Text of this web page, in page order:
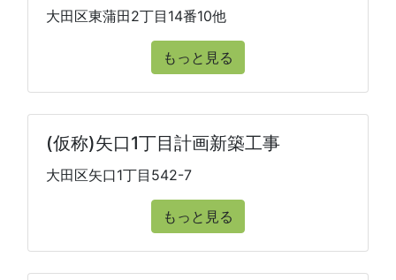
大田区東蒲田2丁目14番10他
もっと見る
(仮称)矢口1丁目計画新築工事
大田区矢口1丁目542-7
もっと見る